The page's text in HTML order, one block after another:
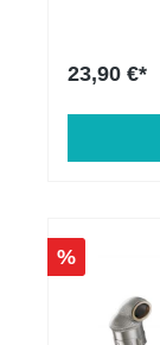
von der
Kleber zur
(VFL) und
23,90 €*
%